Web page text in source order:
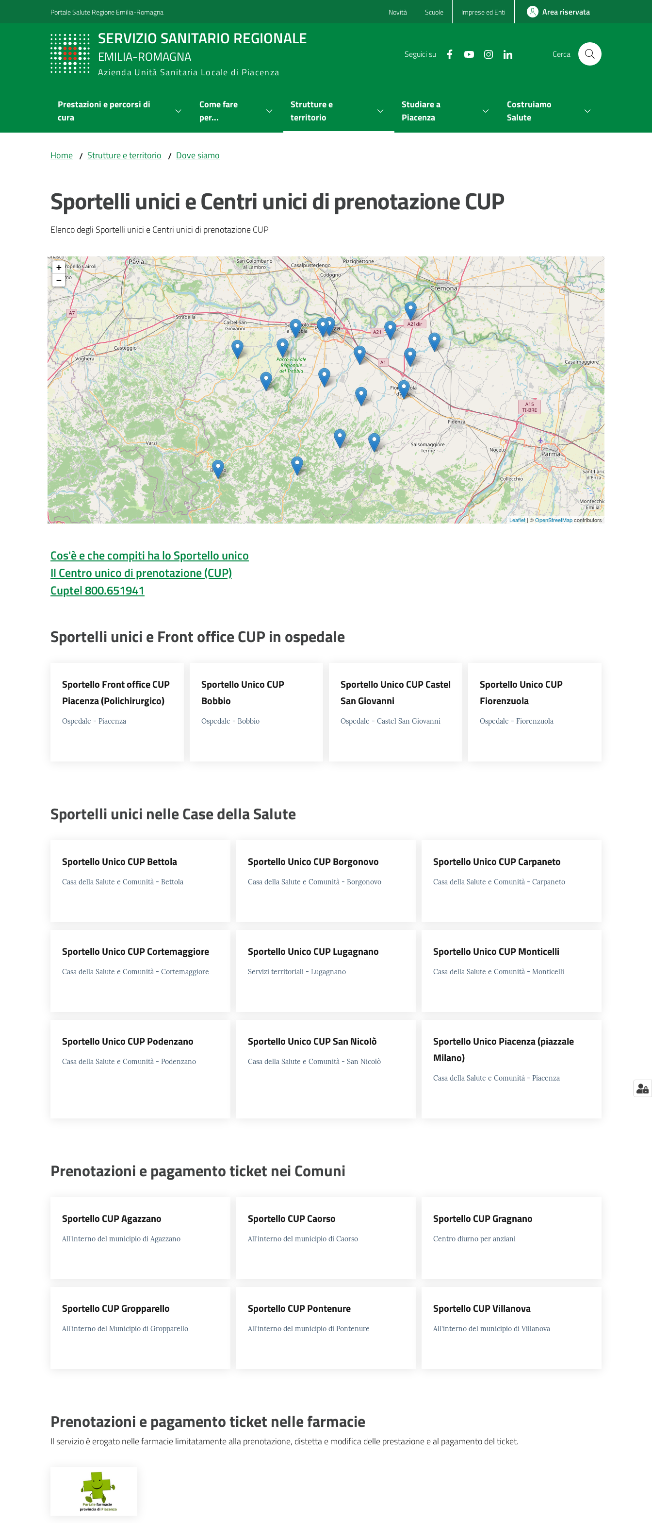
Vai al contenuto
Vai alla navigazionePortale Salute Regione Emilia-Romagna Novità Scuole Imprese ed Enti Area riservata
SERVIZIO SANITARIO REGIONALE
EMILIA-ROMAGNA
Azienda Unità Sanitaria Locale di Piacenza
Seguici su Cerca
Prestazioni e percorsi di
cura
Come fare
per...
Strutture e
territorio
Studiare a
Piacenza
Costruiamo
Salute
Home / Strutture e territorio / Dove siamo
Sportelli unici e Centri unici di prenotazione CUP
Elenco degli Sportelli unici e Centri unici di prenotazione CUP
+
−
Leaflet | ©OpenStreetMapcontributors
Cos'è e che compiti ha lo Sportello unico
Il Centro unico di prenotazione (CUP)
Cuptel 800.651941
Sportelli unici e Front office CUP in ospedale
Sportello Front office CUP
Piacenza (Polichirurgico)
Ospedale - Piacenza
Sportello Unico CUP
Bobbio
Ospedale - Bobbio
Sportello Unico CUP Castel
San Giovanni
Ospedale - Castel San Giovanni
Sportello Unico CUP
Fiorenzuola
Ospedale - Fiorenzuola
Sportelli unici nelle Case della Salute
Sportello Unico CUP Bettola
Casa della Salute e Comunità - Bettola
Sportello Unico CUP Borgonovo
Casa della Salute e Comunità - Borgonovo
Sportello Unico CUP Carpaneto
Casa della Salute e Comunità - Carpaneto
Sportello Unico CUP Cortemaggiore
Casa della Salute e Comunità - Cortemaggiore
Sportello Unico CUP Lugagnano
Servizi territoriali - Lugagnano
Sportello Unico CUP Monticelli
Casa della Salute e Comunità - Monticelli
Sportello Unico CUP Podenzano
Casa della Salute e Comunità - Podenzano
Sportello Unico CUP San Nicolò
Casa della Salute e Comunità - San Nicolò
Sportello Unico Piacenza (piazzale
Milano)
Casa della Salute e Comunità - Piacenza
Prenotazioni e pagamento ticket nei Comuni
Sportello CUP Agazzano
All'interno del municipio di Agazzano
Sportello CUP Caorso
All'interno del municipio di Caorso
Sportello CUP Gragnano
Centro diurno per anziani
Sportello CUP Gropparello
All'interno del Municipio di Gropparello
Sportello CUP Pontenure
All'interno del municipio di Pontenure
Sportello CUP Villanova
All'interno del municipio di Villanova
Prenotazioni e pagamento ticket nelle farmacie
Il servizio è erogato nelle farmacie limitatamente alla prenotazione, distetta e modifica delle prestazione e al pagamento del ticket.